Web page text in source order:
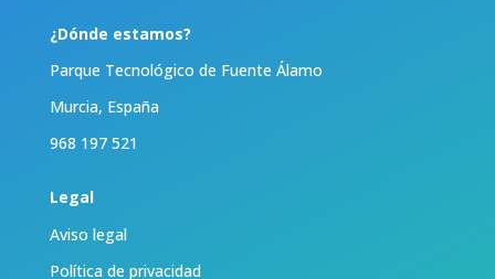
¿Dónde estamos?
Parque Tecnológico de Fuente Álamo
Murcia, España
968 197 521
Legal
Aviso legal
Política de privacidad